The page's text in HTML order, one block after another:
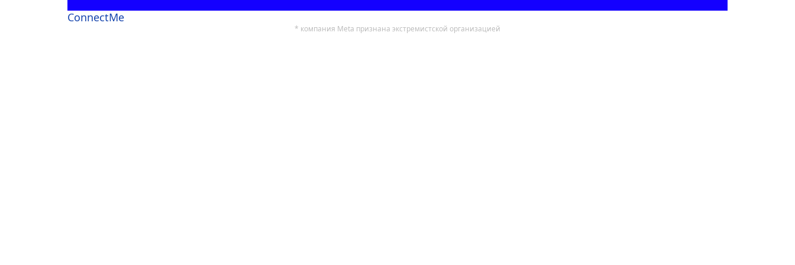
ConnectMe
* компания Meta признана экстремистской организацией